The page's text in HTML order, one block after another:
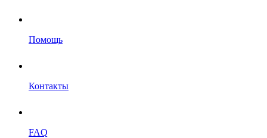
Помощь
Контакты
FAQ